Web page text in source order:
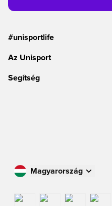
#unisportlife
Az Unisport
Segítség
Magyarország